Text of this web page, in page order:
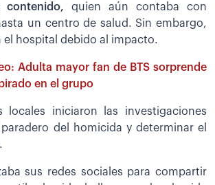
contenido, quien aún contaba con
un centro de salud. Sin embargo,
el hospital debido al impacto.
Adulta mayor fan de BTS sorprende
en el grupo
locales iniciaron las investigaciones
del homicida y determinar el
sus redes sociales para compartir